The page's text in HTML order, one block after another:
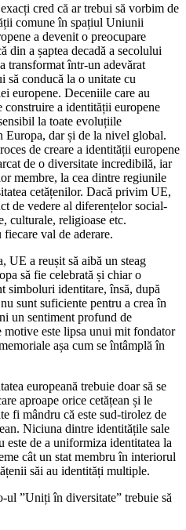
cred că ar trebui să vorbim de
comune în spațiul Uniunii
a devenit o preocupare
din a șaptea decadă a secolului
transformat într-un adevărat
să conducă la o unitate cu
europene. Deceniile care au
construire a identității europene
la toate evoluțiile
Europa, dar și de la nivel global.
de creare a identității europene
de o diversitate incredibilă, iar
membre, la cea dintre regiunile
cetățenilor. Dacă privim UE,
de vedere al diferențelor social-
culturale, religioase etc.
val de aderare.
UE a reușit să aibă un steag
să fie celebrată și chiar o
simboluri identitare, însă, după
sunt suficiente pentru a crea în
un sentiment profund de
este lipsa unui mit fondator
așa cum se întâmplă în
europeană trebuie doar să se
aproape orice cetățean și le
fi mândru că este sud-tirolez de
Niciuna dintre identitățile sale
de a uniformiza identitatea la
cât un stat membru în interiorul
săi au identități multiple.
ul ”Uniți în diversitate” trebuie să